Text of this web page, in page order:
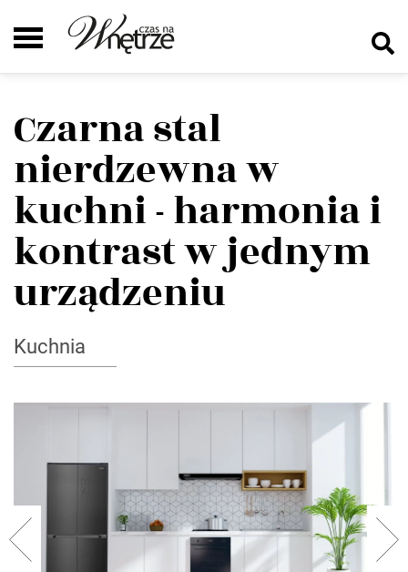
Czarna stal
nierdzewna w
kuchni - harmonia i
kontrast w jednym
urządzeniu
Kuchnia